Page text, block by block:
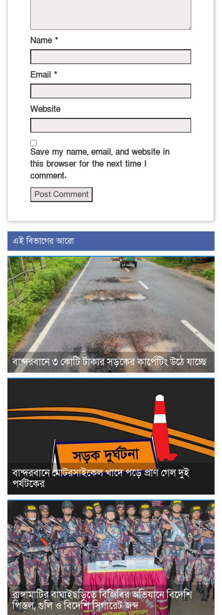
Name *
Email *
Website
Save my name, email, and website in
this browser for the next time I
comment.
এই বিভাগের আরো
বান্দরবানে ৩ কোটি টাকার সড়কের কার্পেটিং উঠে যাচ্ছে
বান্দরবানে মোটরসাইকেল খাদে পড়ে প্রাণ গেল দুই
পর্যটকের
রাঙ্গামাটির বাঘাইছড়িতে বিজিবির অভিযানে বিদেশি
পিস্তল, গুলি ও বিদেশি সিগারেট জব্দ